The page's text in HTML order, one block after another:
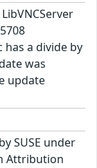
has a divide by
was
update
SUSE under
Attribution